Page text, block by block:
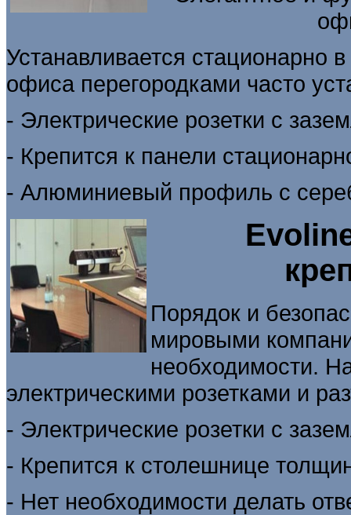
Устанавливается стационарно
офиса перегородками часто
- Электрические розетки с
- Крепится к панели
- Алюминиевый профиль с
Порядок и
мировыми
необходимости.
электрическими розетками и
- Электрические розетки с
- Крепится к столешнице
- Нет необходимости делать